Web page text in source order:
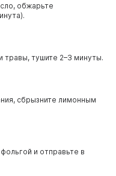
обжарьте
травы, тушите 2–3 минуты.
сбрызните лимонным
и отправьте в